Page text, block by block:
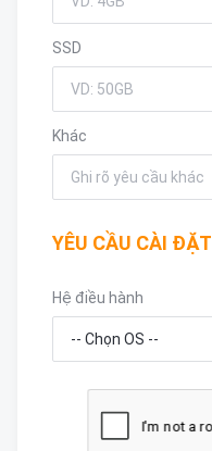
SSD
Khác
YÊU CẦU CÀI ĐẶT
Hệ điều hành